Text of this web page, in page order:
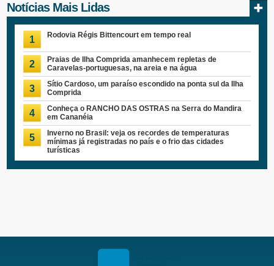
Notícias Mais Lidas
1 Rodovia Régis Bittencourt em tempo real
2
Praias de Ilha Comprida amanhecem repletas de
Caravelas-portuguesas, na areia e na água
3
Sítio Cardoso, um paraíso escondido na ponta sul da Ilha
Comprida
4
Conheça o RANCHO DAS OSTRAS na Serra do Mandira
em Cananéia
5
Inverno no Brasil: veja os recordes de temperaturas
mínimas já registradas no país e o frio das cidades
turísticas